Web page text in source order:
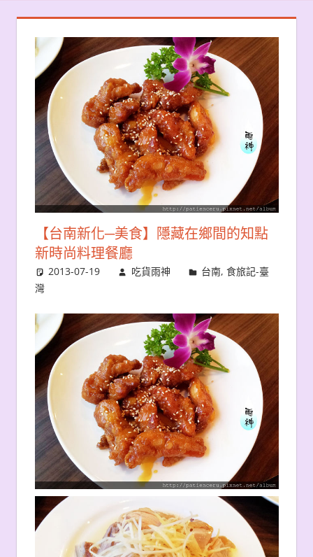
【台南新化─美食】隱藏在鄉間的知點
新時尚料理餐廳
2013-07-19 吃貨雨神 台南,食旅記-臺
灣